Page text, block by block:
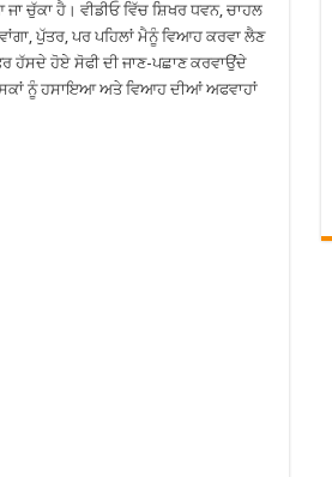
ਚੁੱਕਾ ਹੈ। ਵੀਡੀਓ ਵਿੱਚ ਸ਼ਿਖਰ ਧਵਨ, ਚਾਹਲ
ਪੁੱਤਰ, ਪਰ ਪਹਿਲਾਂ ਮੈਨੂੰ ਵਿਆਹ ਕਰਵਾ ਲੈਣ
ਹੱਸਦੇ ਹੋਏ ਸੋਫੀ ਦੀ ਜਾਣ-ਪਛਾਣ ਕਰਵਾਉਂਦੇ
ਨੂੰ ਹਸਾਇਆ ਅਤੇ ਵਿਆਹ ਦੀਆਂ ਅਫਵਾਹਾਂ